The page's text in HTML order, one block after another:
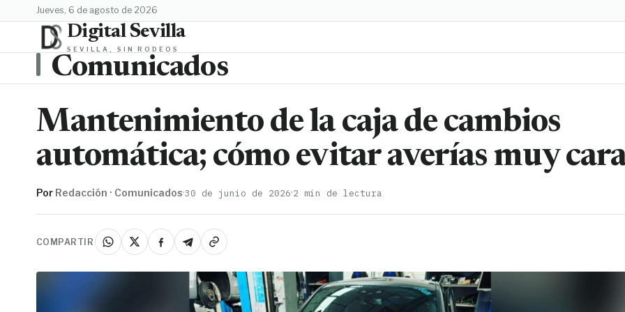
jueves, 6 de agosto de 2026
Digital Sevilla
SEVILLA, SIN RODEOS
Comunicados
Mantenimiento de la caja de cambios
automática; cómo evitar averías muy
Por Redacción · Comunicados·30 de junio de 2026·2 min de lectura
COMPARTIR